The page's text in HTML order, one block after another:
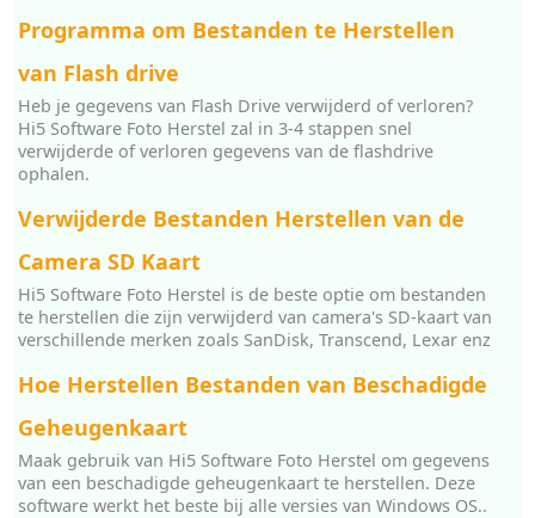
Programma om Bestanden te Herstellen
van Flash drive
Heb je gegevens van Flash Drive verwijderd of verloren?
Hi5 Software Foto Herstel zal in 3-4 stappen snel
verwijderde of verloren gegevens van de flashdrive
ophalen.
Verwijderde Bestanden Herstellen van de
Camera SD Kaart
Hi5 Software Foto Herstel is de beste optie om bestanden
te herstellen die zijn verwijderd van camera's SD-kaart van
verschillende merken zoals SanDisk, Transcend, Lexar enz
Hoe Herstellen Bestanden van Beschadigde
Geheugenkaart
Maak gebruik van Hi5 Software Foto Herstel om gegevens
van een beschadigde geheugenkaart te herstellen. Deze
software werkt het beste bij alle versies van Windows OS..